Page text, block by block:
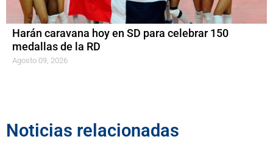
Harán caravana hoy en SD para celebrar 150
medallas de la RD
Agosto 09, 2026
Noticias relacionadas